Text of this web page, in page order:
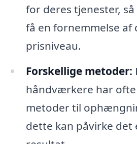
for deres tjenester,
få en fornemmelse af
prisniveau.
Forskellige metoder:
håndværkere har
metoder til
dette kan påvirke det